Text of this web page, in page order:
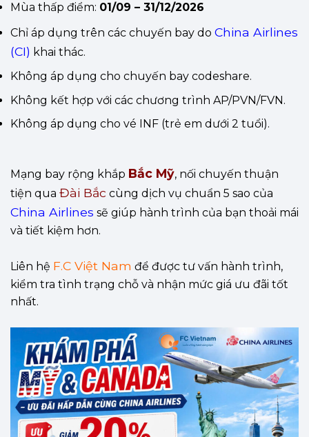
Mùa thấp điểm: 01/09 – 31/12/2026
Chỉ áp dụng trên các chuyến bay do China Airlines
(CI) khai thác.
Không áp dụng cho chuyến bay codeshare.
Không kết hợp với các chương trình AP/PVN/FVN.
Không áp dụng cho vé INF (trẻ em dưới 2 tuổi).
Mạng bay rộng khắp Bắc Mỹ, nối chuyến thuận
tiện qua Đài Bắc cùng dịch vụ chuẩn 5 sao của
China Airlines sẽ giúp hành trình của bạn thoải mái
và tiết kiệm hơn.
Liên hệ F.C Việt Nam để được tư vấn hành trình,
kiểm tra tình trạng chỗ và nhận mức giá ưu đãi tốt
nhất.